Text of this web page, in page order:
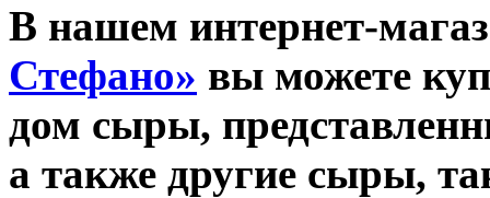
В нашем интернет-
Стефано» вы можете
дом сыры,
а также другие сыры,